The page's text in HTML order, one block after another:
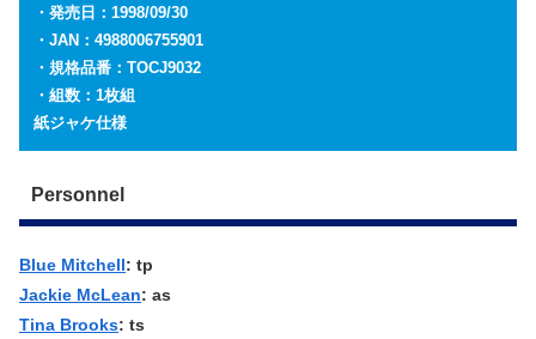
・発売日：1998/09/30
・JAN：4988006755901
・規格品番：TOCJ9032
・組数：1枚組
紙ジャケ仕様
Personnel
Blue Mitchell: tp
Jackie McLean: as
Tina Brooks: ts